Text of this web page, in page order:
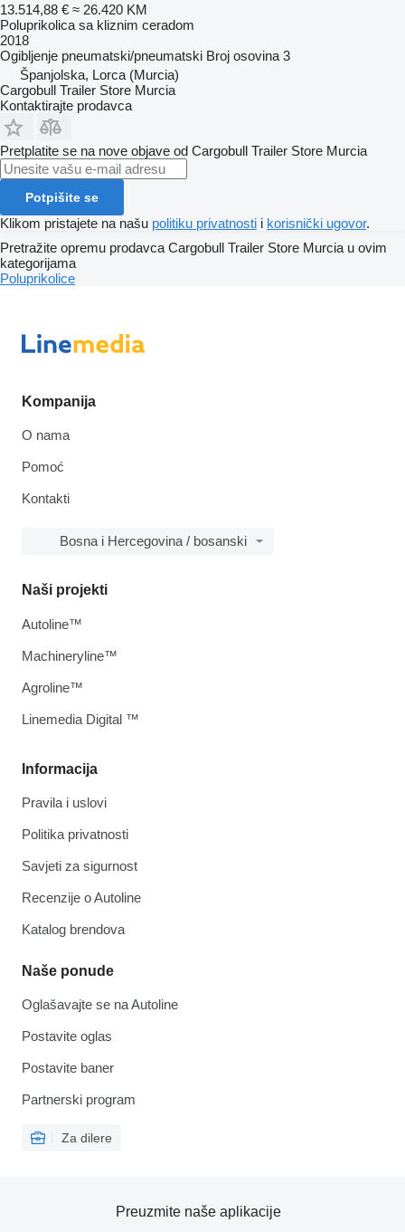
13.514,88 € ≈ 26.420 KM
Poluprikolica sa kliznim ceradom
2018
Ogibljenje pneumatski/pneumatski Broj osovina 3
Španjolska, Lorca (Murcia)
Cargobull Trailer Store Murcia
Kontaktirajte prodavca
Pretplatite se na nove objave od Cargobull Trailer Store Murcia
Potpišite se
Klikom pristajete na našu politiku privatnosti i korisnički ugovor.
Pretražite opremu prodavca Cargobull Trailer Store Murcia u ovim
kategorijama
Poluprikolice
Kompanija
O nama
Pomoć
Kontakti
Bosna i Hercegovina / bosanski
Informacija
Pravila i uslovi
Politika privatnosti
Savjeti za sigurnost
Recenzije o Autoline
Katalog brendova
Naše ponude
Oglašavajte se na Autoline
Postavite oglas
Postavite baner
Partnerski program
Za dilere
Naši projekti
Autoline™
Machineryline™
Agroline™
Linemedia Digital ™
Preuzmite naše aplikacije